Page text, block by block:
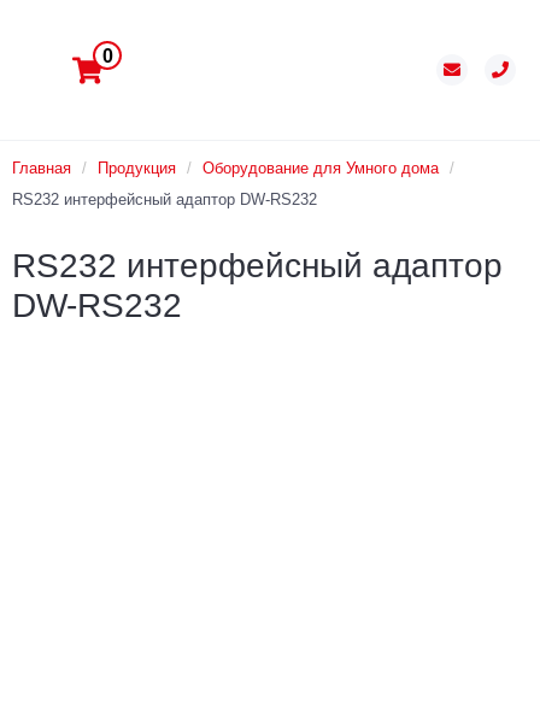
0
Главная / Продукция / Оборудование для Умного дома /
RS232 интерфейсный адаптор DW-RS232
RS232 интерфейсный адаптор
DW-RS232